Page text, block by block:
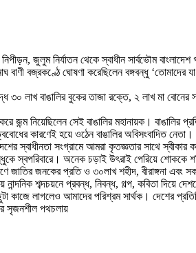
জুলুম নির্যাতন থেকে স্বাধীন সার্বভৌম
বজ্রকণ্ঠে ঘোষণা করেছিলেন বঙ্গবন্ধু
বাঙালির বুকের তাজা রক্তে, ২ লাখ মা বোনের
নিয়েছিলেন সেই বাঙালির মহানায়ক। বাঙালির
কারণেই হয়ে ওঠেন বাঙালির অবিসংবাদিত
স্বাধীনতা সংগ্রামে আমরা কৃতজ্ঞতার সাথে
স্বপরিবারে। অনেক চড়াই উৎরাই পেরিয়ে
জাতির জনকের প্রতি ও ৩০লাখ শহীদ, বীরাঙ্গনা
নান্দনিক শব্দচয়নে প্রবন্ধ, নিবন্ধ, গল্প, কবিতা
লাগলেও আমাদের পরিশ্রম সার্থক। দেশের
সৃজনশীল পথচলায়